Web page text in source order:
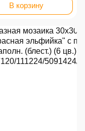
В корзину